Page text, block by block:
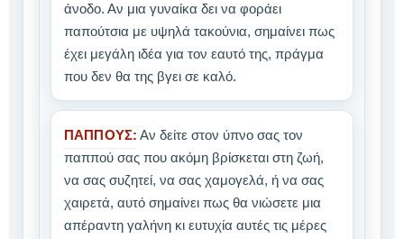
άνοδο. Αν μια γυναίκα δει να φοράει
παπούτσια με υψηλά τακούνια, σημαίνει πως
έχει μεγάλη ιδέα για τον εαυτό της, πράγμα
που δεν θα της βγει σε καλό.
ΠΑΠΠΟΥΣ: Αν δείτε στον ύπνο σας τον
παππού σας που ακόμη βρίσκεται στη ζωή,
να σας συζητεί, να σας χαμογελά, ή να σας
χαιρετά, αυτό σημαίνει πως θα νιώσετε μια
απέραντη γαλήνη κι ευτυχία αυτές τις μέρες